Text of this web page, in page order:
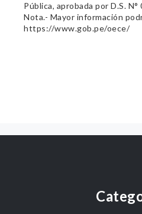
Pública, aprobada por D.S. N°
Nota.- Mayor información
https://www.gob.pe/oece/